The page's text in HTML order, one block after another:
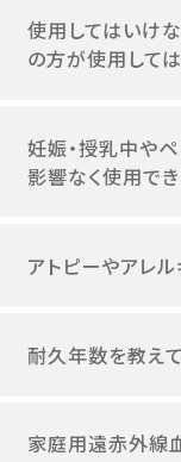
使用してはいけ
の方が使用しては
妊娠・授乳中や
影響なく使用でき
アトピーやアレ
耐久年数を教えて
家庭用遠赤外線